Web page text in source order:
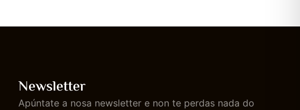
Newsletter
Apúntate a nosa newsletter e non te perdas nada do